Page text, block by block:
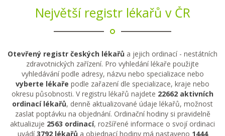
Největší registr lékařů v ČR
Otevřený registr českých lékařů a jejich ordinací - nestátních
zdravotnických zařízení. Pro vyhledání lékaře použijte
vyhledávání podle adresy, názvu nebo specializace nebo
vyberte lékaře podle zařazení dle specializace, kraje nebo
okresu působnosti. V registru lékařů najdete 22662 aktivních
ordinací lékařů, denně aktualizované údaje lékařů, možnost
zaslat poptávku na objednání. Ordinační hodiny si pravidelně
aktualizuje 2563 ordinací, rozšířené informace o svojí ordinaci
uvádí3792 lékařů a objednací hodiny má nastaveno 1444